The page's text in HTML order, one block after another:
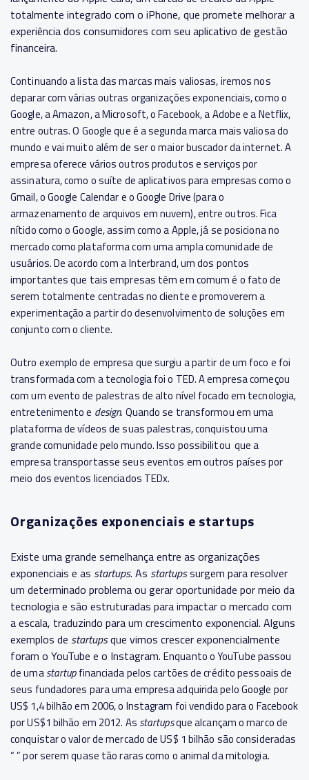
totalmente integrado com o iPhone, que promete melhorar a
experiência dos consumidores com seu aplicativo de gestão
financeira.
Continuando a lista das marcas mais valiosas, iremos nos
deparar com várias outras organizações exponenciais, como o
Google, a Amazon, a Microsoft, o Facebook, a Adobe e a Netflix,
entre outras. O Google que é a segunda marca mais valiosa do
mundo e vai muito além de ser o maior buscador da internet. A
empresa oferece vários outros produtos e serviços por
assinatura, como o suíte de aplicativos para empresas como o
Gmail, o Google Calendar e o Google Drive (para o
armazenamento de arquivos em nuvem), entre outros. Fica
nítido como o Google, assim como a Apple, já se posiciona no
mercado como plataforma com uma ampla comunidade de
usuários. De acordo com a Interbrand, um dos pontos
importantes que tais empresas têm em comum é o fato de
serem totalmente centradas no cliente e promoverem a
experimentação a partir do desenvolvimento de soluções em
conjunto com o cliente.
Outro exemplo de empresa que surgiu a partir de um foco e foi
transformada com a tecnologia foi o TED. A empresa começou
com um evento de palestras de alto nível focado em tecnologia,
entretenimento e design. Quando se transformou em uma
plataforma de vídeos de suas palestras, conquistou uma
grande comunidade pelo mundo. Isso possibilitou que a
empresa transportasse seus eventos em outros países por
meio dos eventos licenciados TEDx.
Organizações exponenciais e startups
Existe uma grande semelhança entre as organizações
exponenciais e as startups. As startupssurgem para resolver
um determinado problema ou gerar oportunidade por meio da
tecnologia e são estruturadas para impactar o mercado com
a escala, traduzindo para um crescimento exponencial. Alguns
exemplos de startupsque vimos crescer exponencialmente
foram o YouTube e o Instagram. Enquanto o YouTube passou
de umastartupfinanciada pelos cartões de crédito pessoais de
seus fundadores para uma empresa adquirida pelo Google por
US$ 1,4 bilhão em 2006, o Instagram foi vendido para o Facebook
por US$1 bilhão em 2012. Asstartupsque alcançam o marco de
conquistar o valor de mercado de US$ 1 bilhão são consideradas
“ ” por serem quase tão raras como o animal da mitologia.